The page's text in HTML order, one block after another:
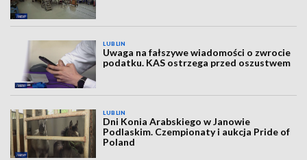
LUBLIN
Uwaga na fałszywe wiadomości o zwrocie
podatku. KAS ostrzega przed oszustwem
LUBLIN
Dni Konia Arabskiego w Janowie
Podlaskim. Czempionaty i aukcja Pride of
Poland